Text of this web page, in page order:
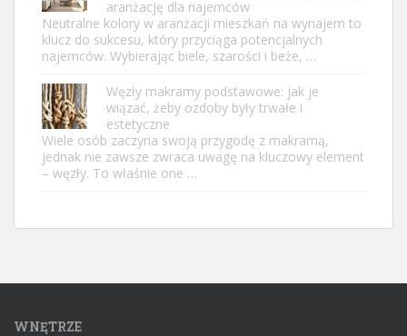
aranżację dla najemców
Neutralne kolory w aranżacji mieszkań na wynajem to
klucz do sukcesu, który przyciąga potencjalnych
najemców. Wybierając biele, szarości i beże, …
Węzły makramy podstawowe: jak je
wiązać, żeby ozdoby były trwałe i
estetyczne
Wiele osób zaczyna swoją przygodę z makramą,
jednak nie zawsze zwraca uwagę na kluczowy element
– węzły. To właśnie one …
WNĘTRZE